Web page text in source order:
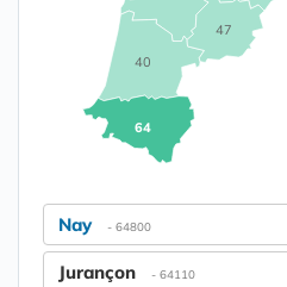
40
47
64
Nay - 64800
Jurançon - 64110